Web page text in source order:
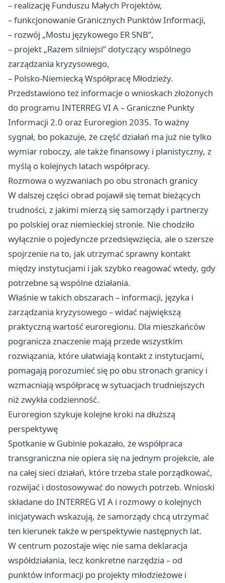
– realizację Funduszu Małych Projektów,
– funkcjonowanie Granicznych Punktów Informacji,
– rozwój „Mostu językowego ER SNB”,
– projekt „Razem silniejsi” dotyczący wspólnego
zarządzania kryzysowego,
– Polsko-Niemiecką Współpracę Młodzieży.
Przedstawiono też informacje o wnioskach złożonych
do programu INTERREG VI A – Graniczne Punkty
Informacji 2.0 oraz Euroregion 2035. To ważny
sygnał, bo pokazuje, że część działań ma już nie tylko
wymiar roboczy, ale także finansowy i planistyczny, z
myślą o kolejnych latach współpracy.
Rozmowa o wyzwaniach po obu stronach granicy
W dalszej części obrad pojawił się temat bieżących
trudności, z jakimi mierzą się samorządy i partnerzy
po polskiej oraz niemieckiej stronie. Nie chodziło
wyłącznie o pojedyncze przedsięwzięcia, ale o szersze
spojrzenie na to, jak utrzymać sprawny kontakt
między instytucjami i jak szybko reagować wtedy, gdy
potrzebne są wspólne działania.
Właśnie w takich obszarach – informacji, języka i
zarządzania kryzysowego – widać największą
praktyczną wartość euroregionu. Dla mieszkańców
pogranicza znaczenie mają przede wszystkim
rozwiązania, które ułatwiają kontakt z instytucjami,
pomagają porozumieć się po obu stronach granicy i
wzmacniają współpracę w sytuacjach trudniejszych
niż zwykła codzienność.
Euroregion szykuje kolejne kroki na dłuższą
perspektywę
Spotkanie w Gubinie pokazało, że współpraca
transgraniczna nie opiera się na jednym projekcie, ale
na całej sieci działań, które trzeba stale porządkować,
rozwijać i dostosowywać do nowych potrzeb. Wnioski
składane do INTERREG VI A i rozmowy o kolejnych
inicjatywach wskazują, że samorządy chcą utrzymać
ten kierunek także w perspektywie następnych lat.
W centrum pozostaje więc nie sama deklaracja
współdziałania, lecz konkretne narzędzia – od
punktów informacji po projekty młodzieżowe i